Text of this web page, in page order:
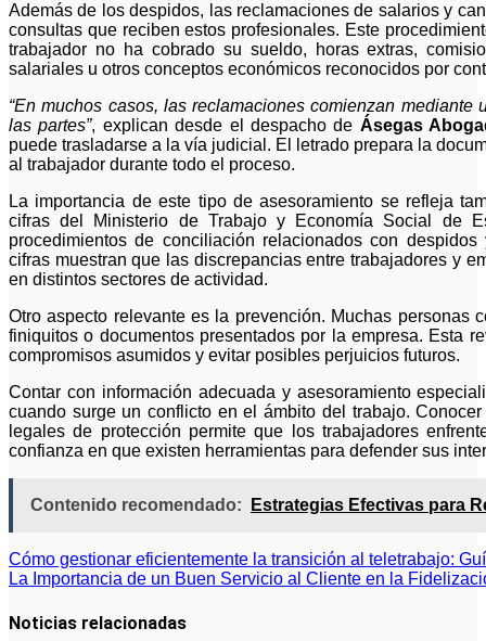
Además de los despidos, las reclamaciones de salarios y
consultas que reciben estos profesionales. Este
trabajador no ha cobrado su sueldo, horas extras,
salariales u otros conceptos económicos reconocidos por
“En muchos casos, las reclamaciones comienzan
las partes”, explican desde el despacho de Ásegas
puede trasladarse a la vía judicial. El letrado prepara la
al trabajador durante todo el proceso.
La importancia de este tipo de asesoramiento se refleja
cifras del Ministerio de Trabajo y Economía Social de
procedimientos de conciliación relacionados con
cifras muestran que las discrepancias entre trabajadores y
en distintos sectores de actividad.
Otro aspecto relevante es la prevención. Muchas personas
finiquitos o documentos presentados por la empresa. Esta
compromisos asumidos y evitar posibles perjuicios futuros.
Contar con información adecuada y asesoramiento
cuando surge un conflicto en el ámbito del trabajo.
legales de protección permite que los trabajadores
confianza en que existen herramientas para defender sus
Contenido recomendado: Estrategias Efectivas para
Navegación
de
entradas
Cómo gestionar eficientemente la transición al teletrabajo:
La Importancia de un Buen Servicio al Cliente en la
Noticias relacionadas